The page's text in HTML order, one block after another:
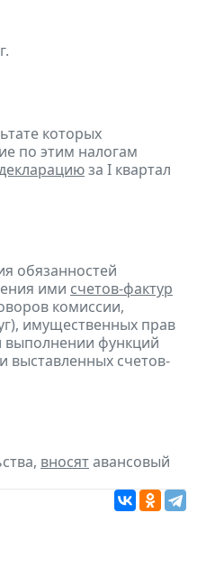
которых
по этим налогам
за I квартал
обязанностей
ими счетов-фактур
комиссии,
имущественных прав
выполнении функций
выставленных счетов-
вносятавансовый